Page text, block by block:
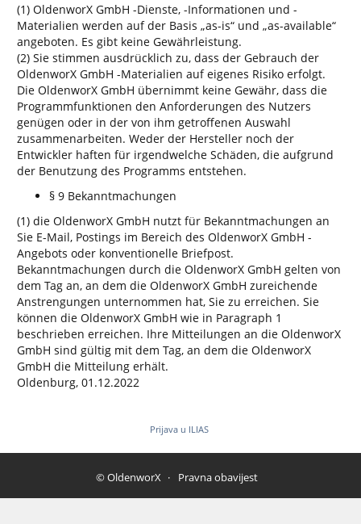
(1) OldenworX GmbH -Dienste, -Informationen und -
Materialien werden auf der Basis „as-is“ und „as-available“
angeboten. Es gibt keine Gewährleistung.
(2) Sie stimmen ausdrücklich zu, dass der Gebrauch der
OldenworX GmbH -Materialien auf eigenes Risiko erfolgt.
Die OldenworX GmbH übernimmt keine Gewähr, dass die
Programmfunktionen den Anforderungen des Nutzers
genügen oder in der von ihm getroffenen Auswahl
zusammenarbeiten. Weder der Hersteller noch der
Entwickler haften für irgendwelche Schäden, die aufgrund
der Benutzung des Programms entstehen.
§ 9 Bekanntmachungen
(1) die OldenworX GmbH nutzt für Bekanntmachungen an
Sie E-Mail, Postings im Bereich des OldenworX GmbH -
Angebots oder konventionelle Briefpost.
Bekanntmachungen durch die OldenworX GmbH gelten von
dem Tag an, an dem die OldenworX GmbH zureichende
Anstrengungen unternommen hat, Sie zu erreichen. Sie
können die OldenworX GmbH wie in Paragraph 1
beschrieben erreichen. Ihre Mitteilungen an die OldenworX
GmbH sind gültig mit dem Tag, an dem die OldenworX
GmbH die Mitteilung erhält.
Oldenburg, 01.12.2022
Prijava u ILIAS
© OldenworX Pravna obavijest